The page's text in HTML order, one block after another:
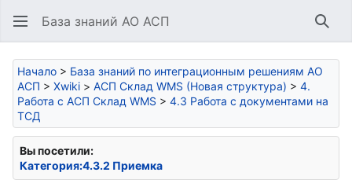
База знаний АО АСП
Начало > База знаний по интеграционным решениям АО
АСП > Xwiki > АСП Склад WMS (Новая структура) > 4.
Работа с АСП Склад WMS > 4.3 Работа с документами на
ТСД
Вы посетили:
Категория:4.3.2 Приемка